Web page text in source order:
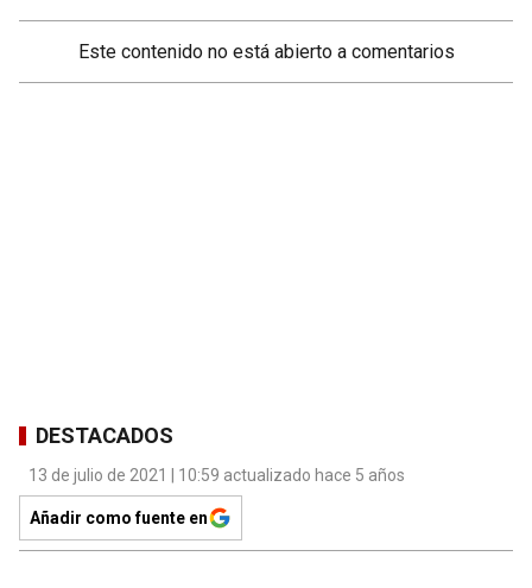
Este contenido no está abierto a comentarios
DESTACADOS
13 de julio de 2021 | 10:59 actualizado hace 5 años
Añadir como fuente en